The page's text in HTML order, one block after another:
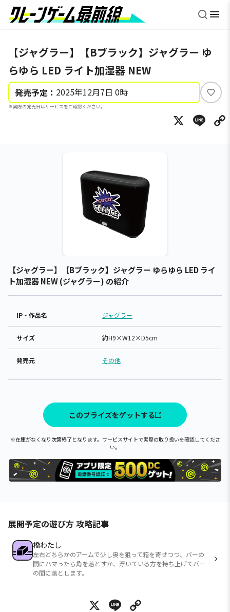
【ジャグラー】【Bブラック】ジャグラー ゆ
らゆら LED ライト加湿器 NEW
発売予定： 2025年12月7日 0時
※実際の発売日はサービスをご確認ください。
い
ね
X
【ジャグラー】【Bブラック】ジャグラー ゆらゆら LED ライ
ト加湿器 NEW (ジャグラー) の紹介
IP・作品名 ジャグラー
サイズ 約H9×W12×D5cm
発売元 その他
このプライズをゲットする
※在庫がなくなり次第終了となります。サービスサイトで実際の取り扱いを確認してくださ
い。
展開予定の遊び方 攻略記事
橋わたし
左右どちらかのアームで少し奥を狙って箱を寄せつつ、バーの
間にハマったら角を落とすか、浮いている方を持ち上げてバー
の間に落とします。
X Line